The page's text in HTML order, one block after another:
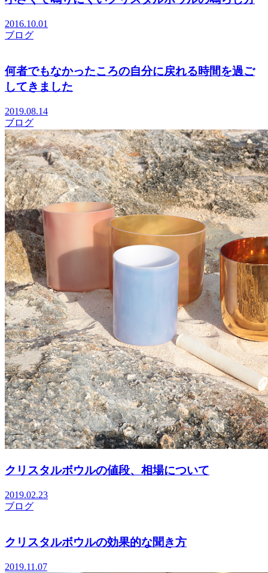
2016.10.01
ブログ
何者でもなかったころの自分に戻れる時間を過ご
してきました
2019.08.14
ブログ
クリスタルボウルの値段、相場について
2019.02.23
ブログ
クリスタルボウルの効果的な聞き方
2019.11.07